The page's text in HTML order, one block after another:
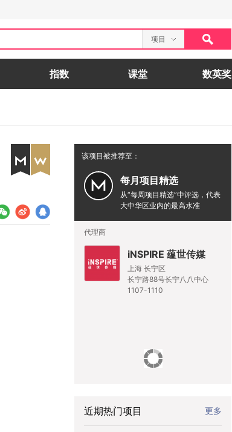
项目
指数 课堂 数英奖
该项目被推荐至：
每月项目精选
从“每周项目精选”中评选，代表
大中华区业内的最高水准
代理商
iNSPIRE 蕴世传媒
上海 长宁区
长宁路88号长宁八八中心
1107-1110
近期热门项目 更多